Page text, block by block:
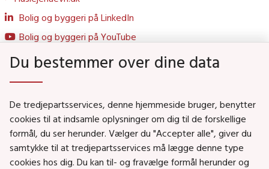
Bolig og byggeri på LinkedIn
Bolig og byggeri på YouTube
Social- og Boligministeriet
Job i Social- og Boligstyrelsen
Puljer og tilskud
Du bestemmer over dine data
De tredjepartsservices, denne hjemmeside bruger, benytter
cookies til at indsamle oplysninger om dig til de forskellige
formål, du ser herunder. Vælger du "Accepter alle", giver du
samtykke til at tredjepartsservices må lægge denne type
cookies hos dig. Du kan til- og fravælge formål herunder og